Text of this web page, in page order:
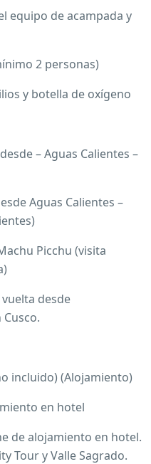
equipo de acampada y
2 personas)
y botella de oxígeno
– Aguas Calientes –
Aguas Calientes –
Picchu (visita
desde
incluido) (Alojamiento)
en hotel
de alojamiento en hotel.
Tour y Valle Sagrado.